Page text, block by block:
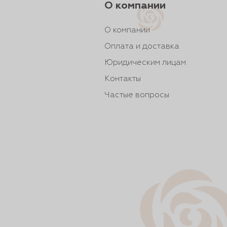
О компании
О компании
Оплата и доставка
Юридическим лицам
Контакты
Частые вопросы